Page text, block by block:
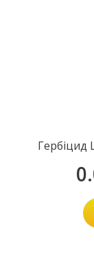
Гербіцид